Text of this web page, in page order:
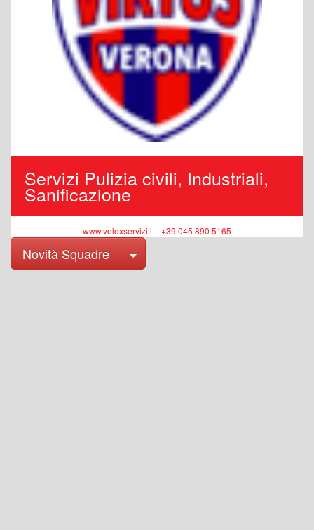
Servizi Pulizia civili, Industriali,
Sanificazione
www.veloxservizi.it - +39 045 890 5165
Novità Squadre Toggle Dropdown